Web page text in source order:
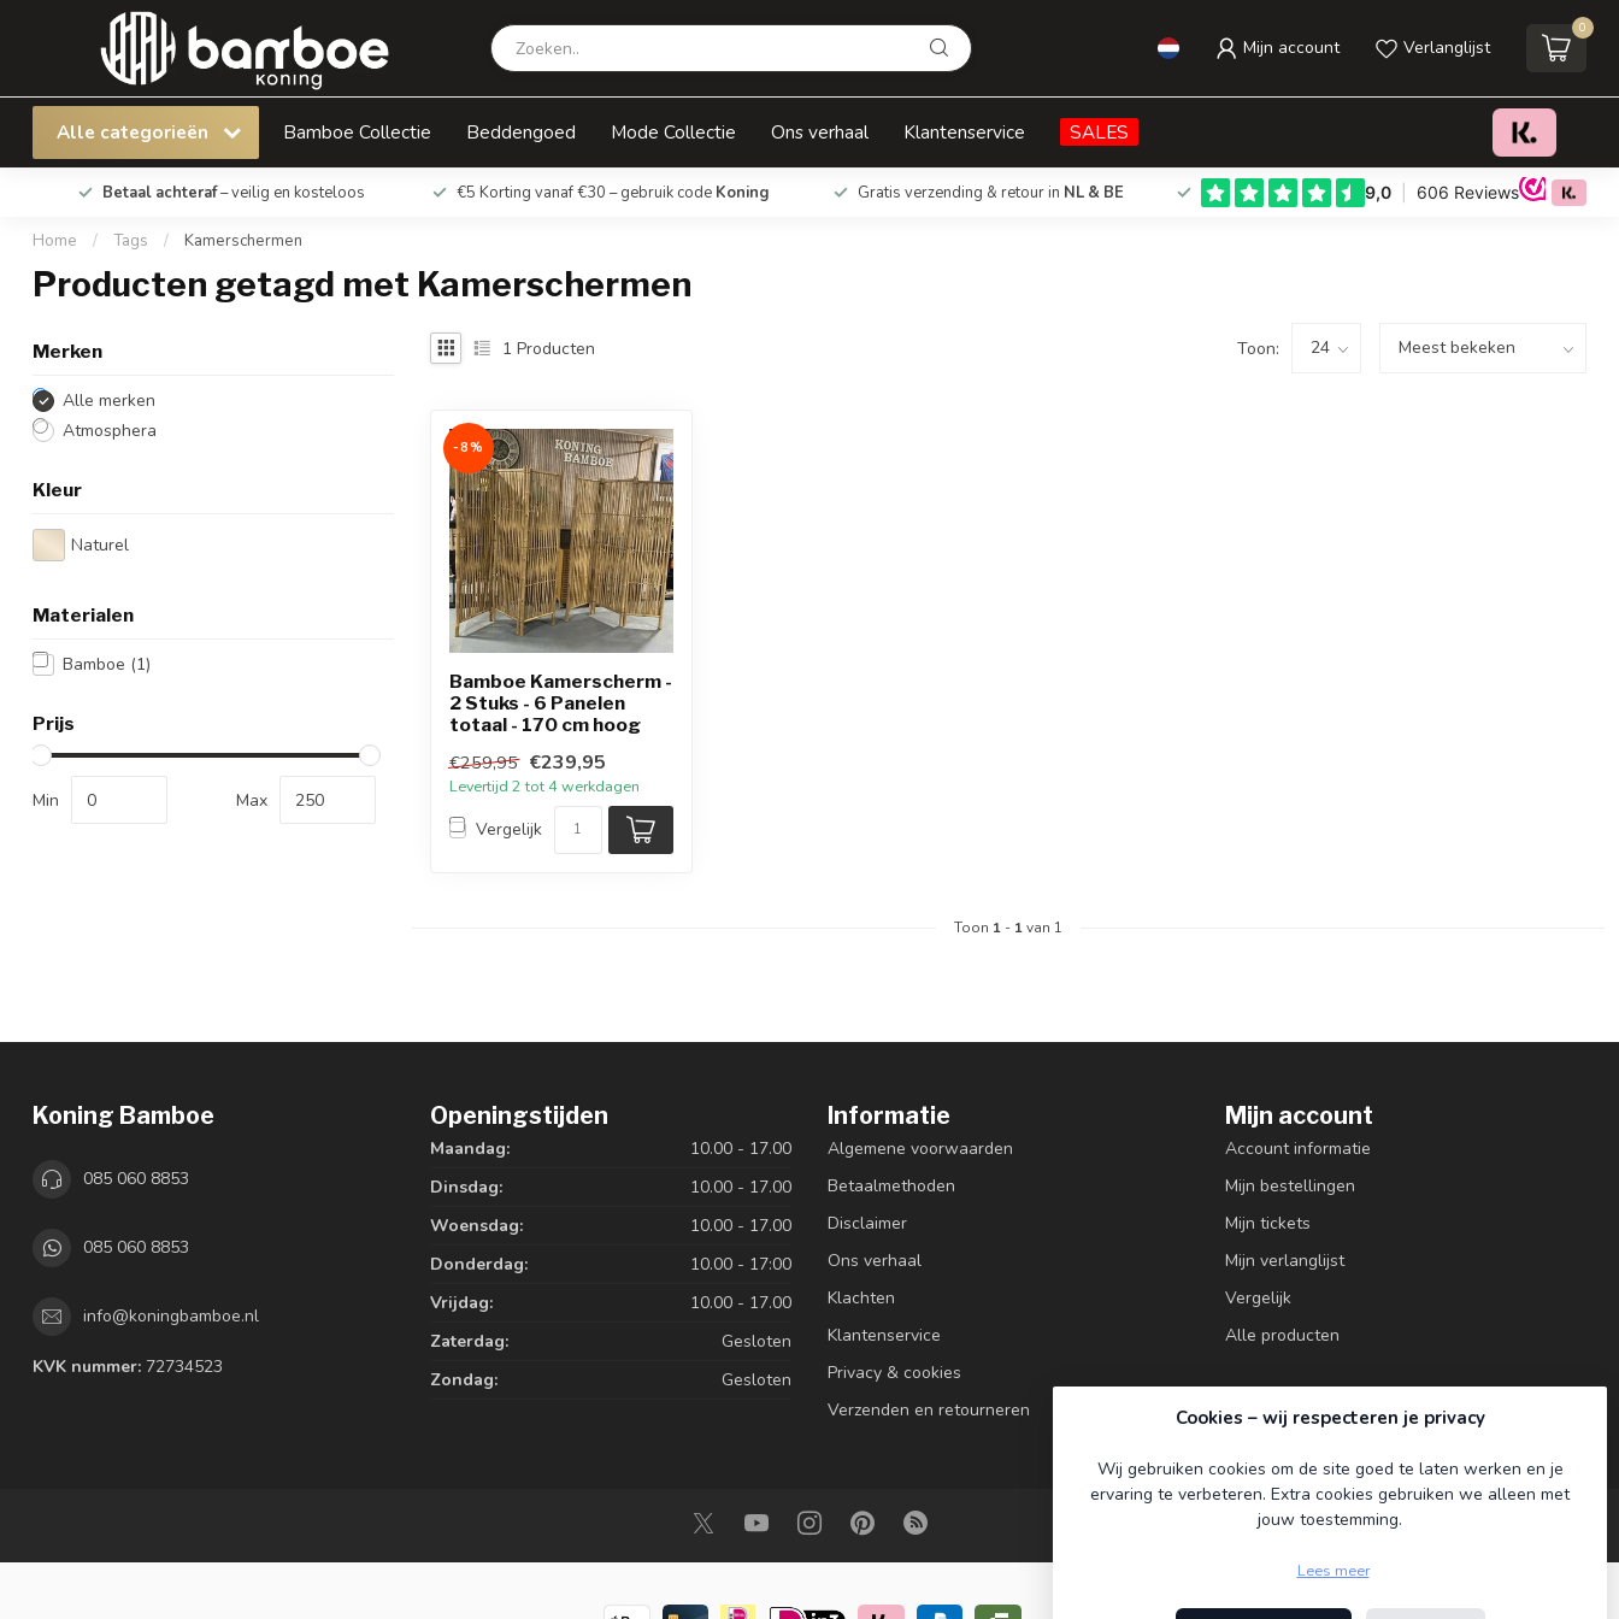
Mijn account Verlanglijst
0
Alle categorieën Bamboe Collectie Beddengoed Mode Collectie Ons verhaal Klantenservice SALES
Betaal achteraf– veilig en kosteloos €5 Korting vanaf €30 – gebruik code Koning Gratis verzending & retour in NL & BE
Home / Tags / Kamerschermen
Producten getagd met Kamerschermen
Merken
Alle merken
Atmosphera
Kleur
Naturel
Materialen
Bamboe (1)
Prijs
Min Max
1 Producten Toon:
-8%
Bamboe Kamerscherm -
2 Stuks - 6 Panelen
totaal - 170 cm hoog
€259,95 €239,95
Levertijd 2 tot 4 werkdagen
Vergelijk
Toon 1 - 1van 1
Koning Bamboe
085 060 8853
085 060 8853
info@koningbamboe.nl
KVK nummer: 72734523
Openingstijden
Maandag:
10.00 - 17.00
Dinsdag:
10.00 - 17.00
Woensdag:
10.00 - 17.00
Donderdag:
10.00 - 17:00
Vrijdag:
10.00 - 17.00
Zaterdag:
Gesloten
Zondag:
Gesloten
Informatie
Algemene voorwaarden
Betaalmethoden
Disclaimer
Ons verhaal
Klachten
Klantenservice
Privacy & cookies
Verzenden en retourneren
Mijn account
Account informatie
Mijn bestellingen
Mijn tickets
Mijn verlanglijst
Vergelijk
Alle producten
Cookies – wij respecteren je privacy
Wij gebruiken cookies om de site goed te laten werken en je
ervaring te verbeteren. Extra cookies gebruiken we alleen met
jouw toestemming.
Lees meer